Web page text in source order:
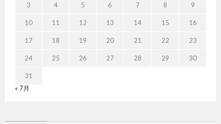
3 4 5 6 7 8 9
10 11 12 13 14 15 16
17 18 19 20 21 22 23
24 25 26 27 28 29 30
31
« 7月